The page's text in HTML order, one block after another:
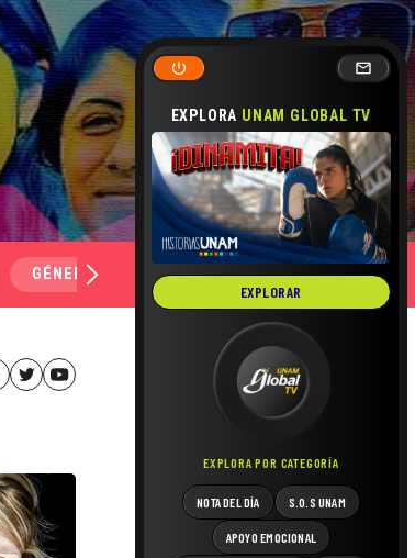
EXPLORA UNAM GLOBAL TV
EXPLORAR
EXPLORA POR CATEGORÍA
NOTA DEL DÍA S.O.S UNAM
APOYO EMOCIONAL
GÉNERO Y SEXUALIDAD SALUD